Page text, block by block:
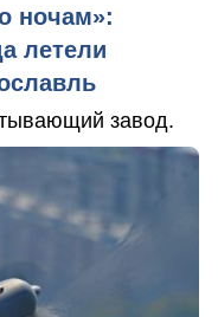
ночам»:
летели
завод.